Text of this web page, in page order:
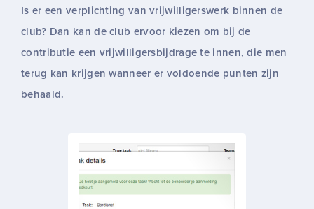
Is er een verplichting van vrijwilligerswerk binnen de
club? Dan kan de club ervoor kiezen om bij de
contributie een vrijwilligersbijdrage te innen, die men
terug kan krijgen wanneer er voldoende punten zijn
behaald.